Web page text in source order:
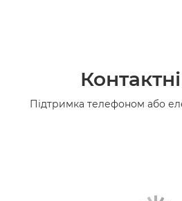
Підтримка телефоном або